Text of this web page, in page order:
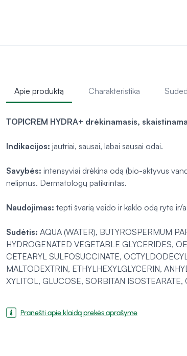
Apie produktą Charakteristika
TOPICREM HYDRA+ drėkinamasis,
Indikacijos: jautriai, sausai, labai sausai odai.
Savybės: intensyviai drėkina odą (bio-aktyvus
nelipnus. Dermatologų patikrintas.
Naudojimas: tepti švarią veido ir kaklo odą ryte ir/
Sudėtis: AQUA (WATER), BUTYROSPERMUM
HYDROGENATED VEGETABLE GLYCERIDES,
CETEARYL SULFOSUCCINATE,
MALTODEXTRIN, ETHYLHEXYLGLYCERIN,
XYLITOL, GLUCOSE, SORBITAN
Pranešti apie klaidą prekės aprašyme